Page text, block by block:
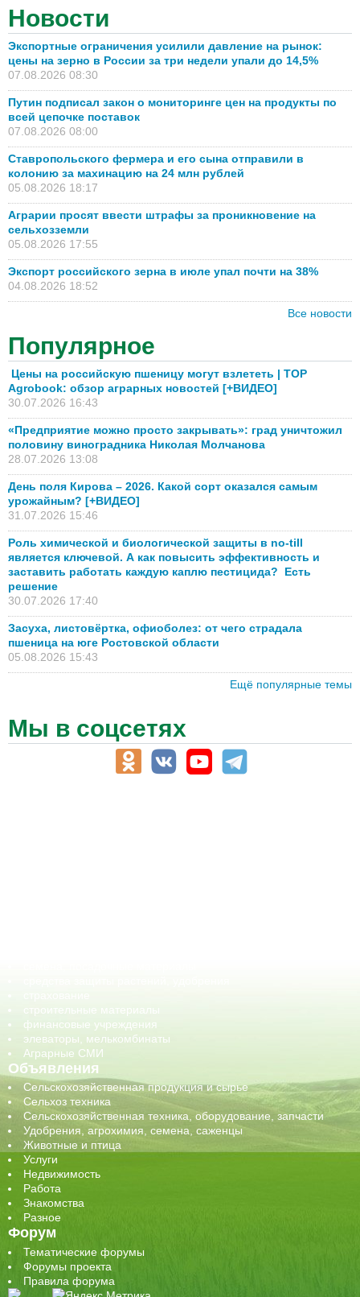
Новости
Экспортные ограничения усилили давление на рынок:
цены на зерно в России за три недели упали до 14,5%
07.08.2026 08:30
Путин подписал закон о мониторинге цен на продукты по
всей цепочке поставок
07.08.2026 08:00
Ставропольского фермера и его сына отправили в
колонию за махинацию на 24 млн рублей
05.08.2026 18:17
Аграрии просят ввести штрафы за проникновение на
сельхозземли
05.08.2026 17:55
Экспорт российского зерна в июле упал почти на 38%
04.08.2026 18:52
Все новости
Популярное
Цены на российскую пшеницу могут взлететь | TOP
Agrobook: обзор аграрных новостей [+ВИДЕО]
30.07.2026 16:43
«Предприятие можно просто закрывать»: град уничтожил
половину виноградника Николая Молчанова
28.07.2026 13:08
День поля Кирова – 2026. Какой сорт оказался самым
урожайным? [+ВИДЕО]
31.07.2026 15:46
Роль химической и биологической защиты в no-till
является ключевой. А как повысить эффективность и
заставить работать каждую каплю пестицида? Есть
решение
30.07.2026 17:40
Засуха, листовёртка, офиоболез: от чего страдала
пшеница на юге Ростовской области
05.08.2026 15:43
Ещё популярные темы
Мы в соцсетях
строительные материалы
финансовые учреждения
элеваторы, мелькомбинаты
Аграрные СМИ
Объявления
Сельскохозяйственная продукция и сырье
Сельхоз техника
Сельскохозяйственная техника, оборудование, запчасти
Удобрения, агрохимия, семена, саженцы
Животные и птица
Услуги
Недвижимость
Работа
Знакомства
Разное
Форум
Тематические форумы
Форумы проекта
Правила форума